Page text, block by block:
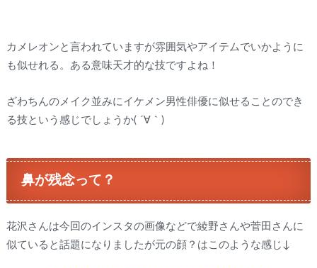
カメレオンと言われていますが雰囲気やアイテムでいかように
も似せれる。ある意味天才的な技ですよね！
ざわちんのメイク並みにイケメン男性俳優に似せることのでき
る技という感じでしょうか( ´∀｀)
鼻が残念って？
花沢さんは今回のインスタの画像などで綾野さんや菅田さんに
似ていると話題になりましたが元の顔？はこのような感じ↓